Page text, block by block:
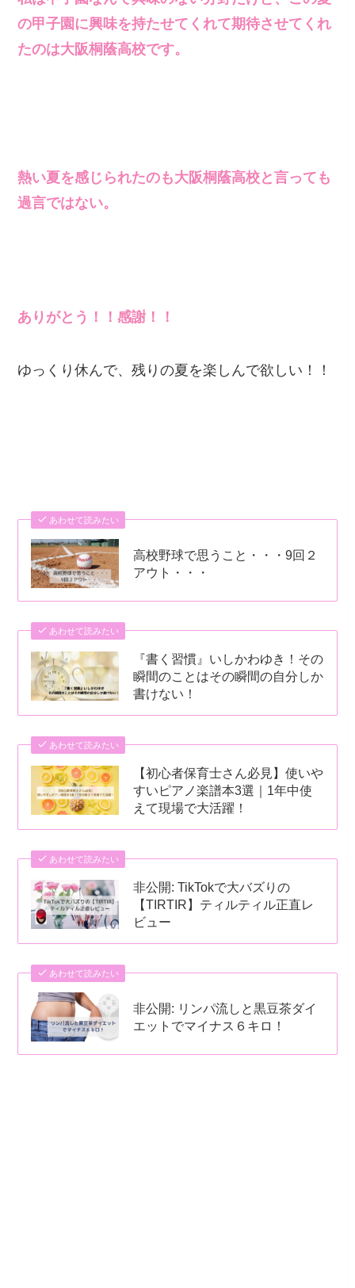
の甲子園に興味を持たせてくれて期待させてくれ
たのは大阪桐蔭高校です。
熱い夏を感じられたのも大阪桐蔭高校と言っても
過言ではない。
ありがとう！！感謝！！
ゆっくり休んで、残りの夏を楽しんで欲しい！！
あわせて読みたい
高校野球で思うこと・・・9回２
アウト・・・
あわせて読みたい
『書く習慣』いしかわゆき！その
瞬間のことはその瞬間の自分しか
書けない！
あわせて読みたい
【初心者保育士さん必見】使いや
すいピアノ楽譜本3選｜1年中使
えて現場で大活躍！
あわせて読みたい
非公開: TikTokで大バズりの
【TIRTIR】ティルティル正直レ
ビュー
あわせて読みたい
非公開: リンパ流しと黒豆茶ダイ
エットでマイナス６キロ！